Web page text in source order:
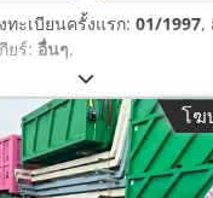
ทะเบียนครั้งแรก: 01/1997,
ยร์: อื่นๆ,
โฆ